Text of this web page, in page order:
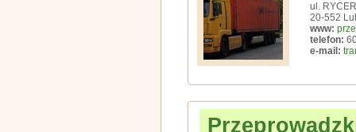
ul.
20-552
www:
telefon:
e-mail: